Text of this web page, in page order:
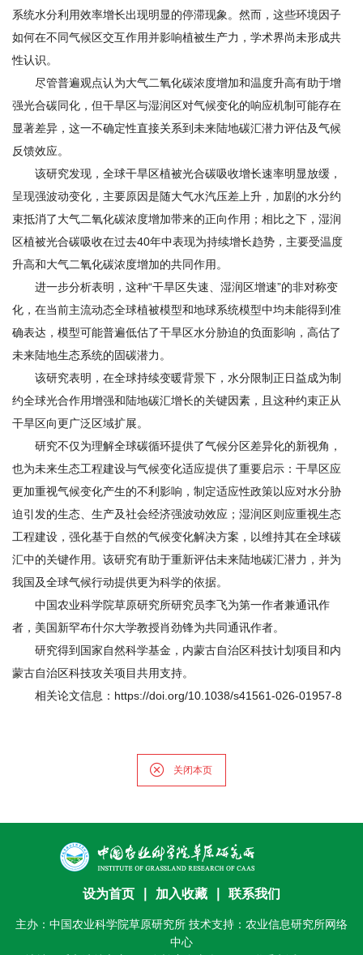
学
研
究
合
交
研
生
培
养
党
建
设
学
术
系统水分利用效率增长出现明显的停滞现象。然而，这些环境因子
如何在不同气候区交互作用并影响植被生产力，学术界尚未形成共
性认识。
尽管普遍观点认为大气二氧化碳浓度增加和温度升高有助于增
强光合碳同化，但干旱区与湿润区对气候变化的响应机制可能存在
显著差异，这一不确定性直接关系到未来陆地碳汇潜力评估及气候
反馈效应。
该研究发现，全球干旱区植被光合碳吸收增长速率明显放缓，
呈现强波动变化，主要原因是随大气水汽压差上升，加剧的水分约
束抵消了大气二氧化碳浓度增加带来的正向作用；相比之下，湿润
区植被光合碳吸收在过去40年中表现为持续增长趋势，主要受温度
升高和大气二氧化碳浓度增加的共同作用。
进一步分析表明，这种“干旱区失速、湿润区增速”的非对称变
化，在当前主流动态全球植被模型和地球系统模型中均未能得到准
确表达，模型可能普遍低估了干旱区水分胁迫的负面影响，高估了
未来陆地生态系统的固碳潜力。
该研究表明，在全球持续变暖背景下，水分限制正日益成为制
约全球光合作用增强和陆地碳汇增长的关键因素，且这种约束正从
干旱区向更广泛区域扩展。
研究不仅为理解全球碳循环提供了气候分区差异化的新视角，
也为未来生态工程建设与气候变化适应提供了重要启示：干旱区应
更加重视气候变化产生的不利影响，制定适应性政策以应对水分胁
迫引发的生态、生产及社会经济强波动效应；湿润区则应重视生态
工程建设，强化基于自然的气候变化解决方案，以维持其在全球碳
汇中的关键作用。该研究有助于重新评估未来陆地碳汇潜力，并为
我国及全球气候行动提供更为科学的依据。
中国农业科学院草原研究所研究员李飞为第一作者兼通讯作
者，美国新罕布什尔大学教授肖劲锋为共同通讯作者。
研究得到国家自然科学基金，内蒙古自治区科技计划项目和内
蒙古自治区科技攻关项目共用支持。
相关论文信息：https://doi.org/10.1038/s41561-026-01957-8
关闭本页
设为首页 加入收藏 联系我们
主办：中国农业科学院草原研究所 技术支持：农业信息研究所网络
中心